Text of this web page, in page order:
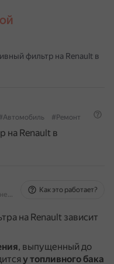
фильтр на Renault в
#Ремонт
на Renault в
На основе источников, возможны неточности
Как это работает?
на Renault зависит
, выпущенный до
у топливного бака